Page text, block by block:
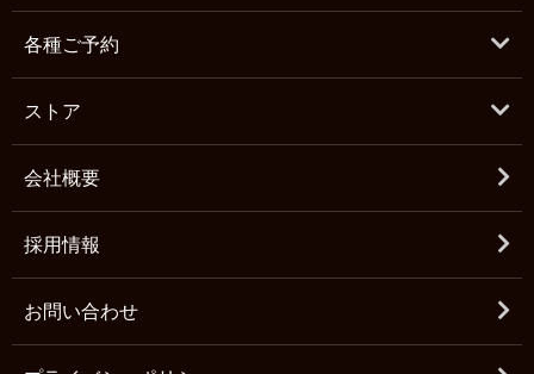
各種ご予約
ストア
会社概要
採用情報
お問い合わせ